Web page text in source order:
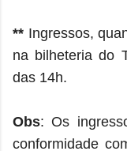
** Ingressos,
na bilheteria do
das 14h.
Obs: Os
conformidade